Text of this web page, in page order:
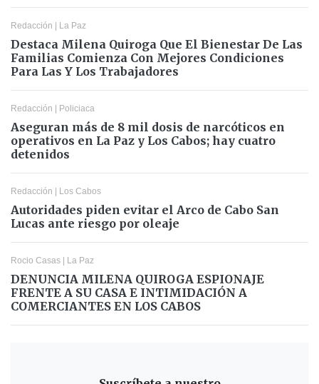
Redacción | La Paz
Destaca Milena Quiroga Que El Bienestar De Las
Familias Comienza Con Mejores Condiciones
Para Las Y Los Trabajadores
Redacción | Policiaca
Aseguran más de 8 mil dosis de narcóticos en
operativos en La Paz y Los Cabos; hay cuatro
detenidos
Redacción | Los Cabos
Autoridades piden evitar el Arco de Cabo San
Lucas ante riesgo por oleaje
Rocio Casas | La Paz
DENUNCIA MILENA QUIROGA ESPIONAJE
FRENTE A SU CASA E INTIMIDACIÓN A
COMERCIANTES EN LOS CABOS